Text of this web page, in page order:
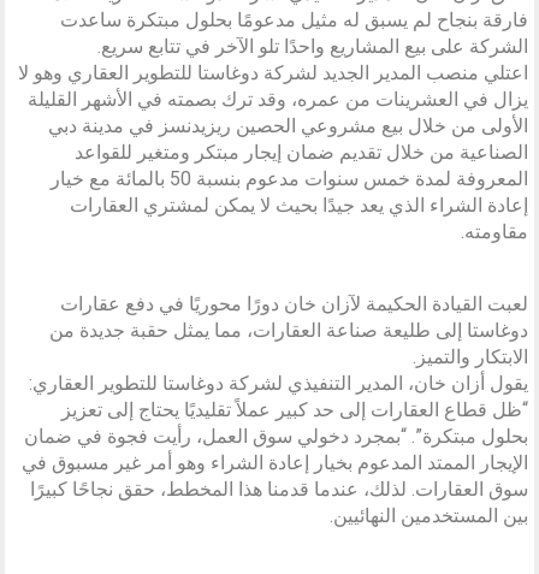
فارقة بنجاح لم يسبق له مثيل مدعومًا بحلول مبتكرة ساعدت
الشركة على بيع المشاريع واحدًا تلو الآخر في تتابع سريع.
اعتلي منصب المدير الجديد لشركة دوغاستا للتطوير العقاري وهو لا
يزال في العشرينات من عمره، وقد ترك بصمته في الأشهر القليلة
الأولى من خلال بيع مشروعي الحصين ريزيدنسز في مدينة دبي
الصناعية من خلال تقديم ضمان إيجار مبتكر ومتغير للقواعد
المعروفة لمدة خمس سنوات مدعوم بنسبة 50 بالمائة مع خيار
إعادة الشراء الذي يعد جيدًا بحيث لا يمكن لمشتري العقارات
مقاومته.
لعبت القيادة الحكيمة لآزان خان دورًا محوريًا في دفع عقارات
دوغاستا إلى طليعة صناعة العقارات، مما يمثل حقبة جديدة من
الابتكار والتميز.
يقول أزان خان، المدير التنفيذي لشركة دوغاستا للتطوير العقاري:
“ظل قطاع العقارات إلى حد كبير عملاً تقليديًا يحتاج إلى تعزيز
بحلول مبتكرة”. “بمجرد دخولي سوق العمل، رأيت فجوة في ضمان
الإيجار الممتد المدعوم بخيار إعادة الشراء وهو أمر غير مسبوق في
سوق العقارات. لذلك، عندما قدمنا هذا المخطط، حقق نجاحًا كبيرًا
بين المستخدمين النهائيين.